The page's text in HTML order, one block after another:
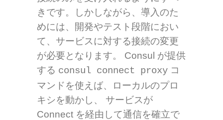
きです。しかしながら、導入のた
めには、開発やテスト段階におい
て、サービスに対する接続の変更
が必要となります。 Consul が提供
する consul connect proxy コ
マンドを使えば、ローカルのプロ
キシを動かし、 サービスが
Connect を経由して通信を確立で